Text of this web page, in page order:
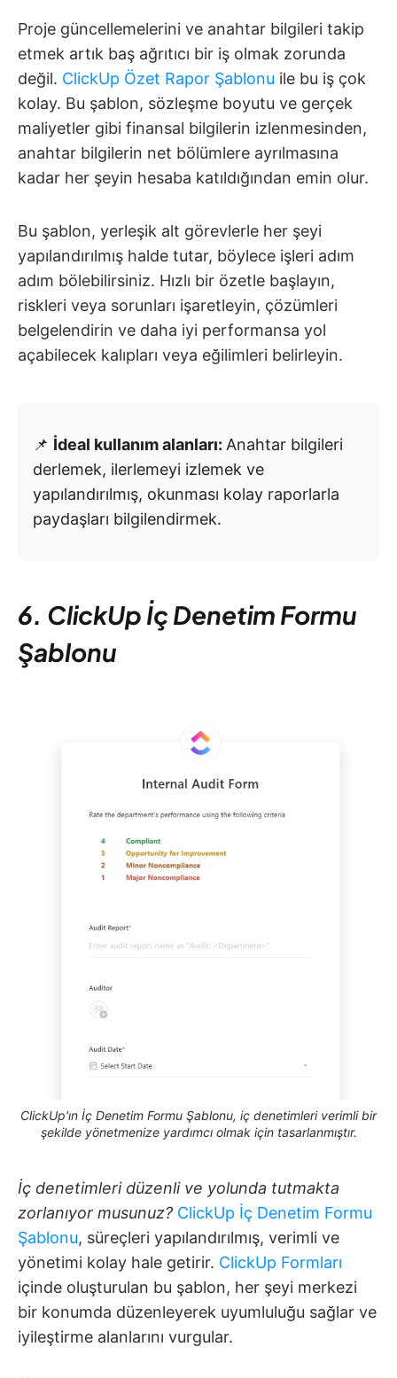
Proje güncellemelerini ve anahtar bilgileri takip
etmek artık baş ağrıtıcı bir iş olmak zorunda
değil. ClickUp Özet Rapor Şablonu ile bu iş çok
kolay. Bu şablon, sözleşme boyutu ve gerçek
maliyetler gibi finansal bilgilerin izlenmesinden,
anahtar bilgilerin net bölümlere ayrılmasına
kadar her şeyin hesaba katıldığından emin olur.
Bu şablon, yerleşik alt görevlerle her şeyi
yapılandırılmış halde tutar, böylece işleri adım
adım bölebilirsiniz. Hızlı bir özetle başlayın,
riskleri veya sorunları işaretleyin, çözümleri
belgelendirin ve daha iyi performansa yol
açabilecek kalıpları veya eğilimleri belirleyin.
📌 İdeal kullanım alanları: Anahtar bilgileri
derlemek, ilerlemeyi izlemek ve
yapılandırılmış, okunması kolay raporlarla
paydaşları bilgilendirmek.
6. ClickUp İç Denetim Formu
Şablonu
ClickUp'ın İç Denetim Formu Şablonu, iç denetimleri verimli bir
şekilde yönetmenize yardımcı olmak için tasarlanmıştır.
İç denetimleri düzenli ve yolunda tutmakta
zorlanıyor musunuz? ClickUp İç Denetim Formu
Şablonu, süreçleri yapılandırılmış, verimli ve
yönetimi kolay hale getirir. ClickUp Formları
içinde oluşturulan bu şablon, her şeyi merkezi
bir konumda düzenleyerek uyumluluğu sağlar ve
iyileştirme alanlarını vurgular.